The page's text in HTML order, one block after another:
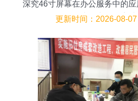
深究46寸屏幕在办公服务中的
大屏办公效率
更新时间：2026-08-